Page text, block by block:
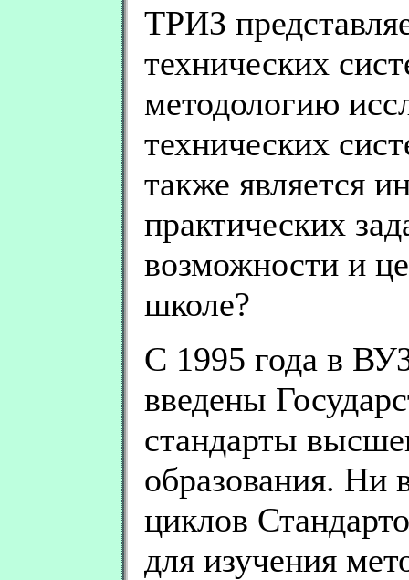
ТРИЗ
технических
методологию
технических
также является
практических
возможности и
школе?
С 1995 года в
введены
стандарты
образования. Ни
циклов
для изучения